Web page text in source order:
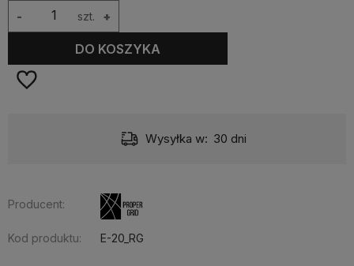
szt. +
-
DO KOSZYKA
Wysyłka w: 30 dni
Producent:
Kod produktu: E-20_RG